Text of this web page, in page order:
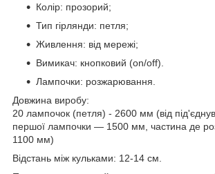
Колір: прозорий;
Тип гірлянди: петля;
Живлення: від мережі;
Вимикач: кнопковий (on/off).
Лампочки: розжарювання.
Довжина виробу:
20 лампочок (петля) - 2600 мм (від
першої лампочки — 1500 мм, частина де
1100 мм)
Відстань між кульками: 12-14 см.